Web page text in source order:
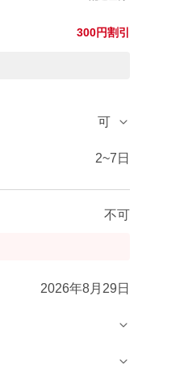
300円割引
可
2~7日
不可
2026年8月29日